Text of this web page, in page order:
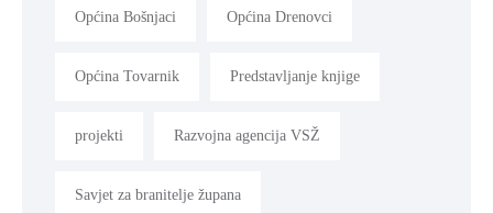
Općina Bošnjaci Općina Drenovci
Općina Tovarnik Predstavljanje knjige
projekti Razvojna agencija VSŽ
Savjet za branitelje župana